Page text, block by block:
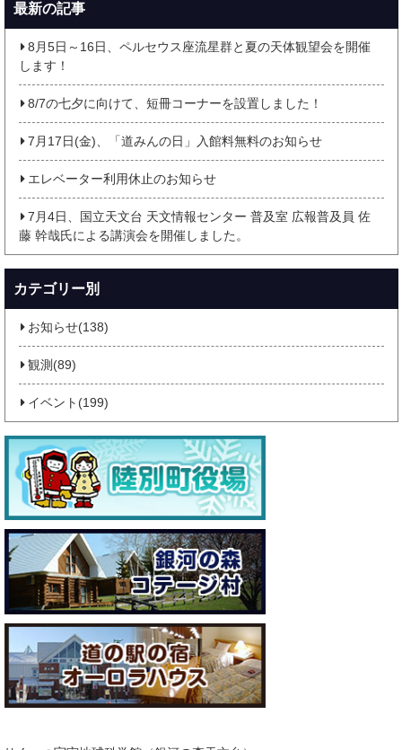
最新の記事
8月5日～16日、ペルセウス座流星群と夏の天体観望会を開催
します！
8/7の七夕に向けて、短冊コーナーを設置しました！
7月17日(金)、「道みんの日」入館料無料のお知らせ
エレベーター利用休止のお知らせ
7月4日、国立天文台 天文情報センター 普及室 広報普及員 佐
藤 幹哉氏による講演会を開催しました。
カテゴリー別
お知らせ(138)
観測(89)
イベント(199)